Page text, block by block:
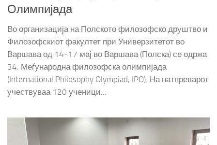
Олимпијада
Во организација на Полското филозофско друштво и
Филозофскиот факултет при Универзитетот во
Варшава од 14-17 мај во Варшава (Полска) се одржа
34. Меѓународна филозофска олимпијада
(International Philosophy Olympiad, IPO). На натпреварот
учествуваа 120 ученици...